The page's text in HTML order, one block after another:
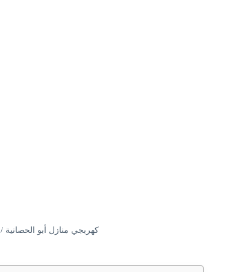
كهربجي منازل أبو الحصانية / 66818100 / افضل فني كهربائي الكويت / خدمة 24 ساعة